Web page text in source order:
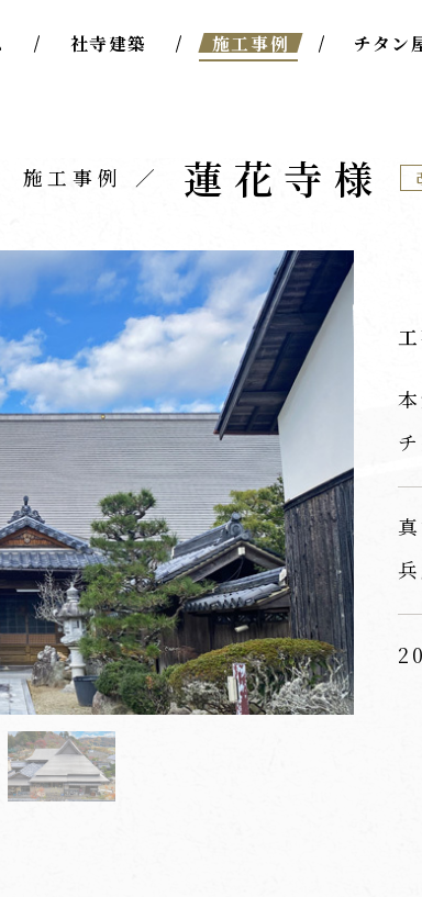
社寺建築 施工事例 チタン
施工事例 蓮花寺様